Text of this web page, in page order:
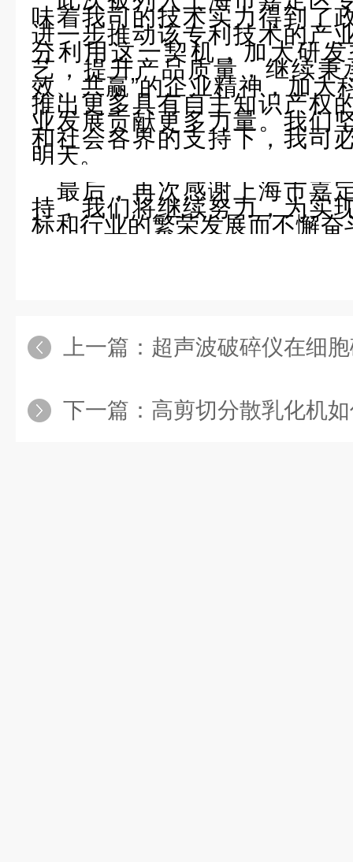
味着我司的技术实力得到了
进一步推动该专利技术的产
分利用这一契机，加大研
艺，提升产品质量，继续秉
效、共赢”的企业精神，加大
推出更多具有自主知识产权
业发展贡献更多力量。我们
和社会各界的支持下，我司
明天。
最后，再次感谢上海市嘉
持，我们将继续努力，为实
标和行业的繁荣发展而不懈奋
上一篇： 超声波破碎仪在细胞破
下一篇： 高剪切分散乳化机